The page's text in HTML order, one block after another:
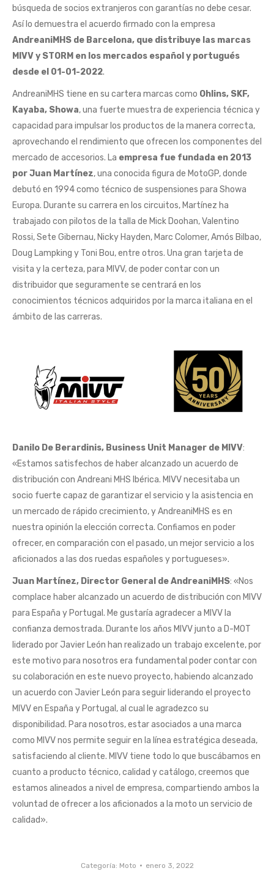
búsqueda de socios extranjeros con garantías no debe cesar.
Así lo demuestra el acuerdo firmado con la empresa
AndreaniMHS de Barcelona, que distribuye las marcas
MIVV y STORM en los mercados español y portugués
desde el 01-01-2022.
AndreaniMHS tiene en su cartera marcas como Ohlins, SKF,
Kayaba, Showa, una fuerte muestra de experiencia técnica y
capacidad para impulsar los productos de la manera correcta,
aprovechando el rendimiento que ofrecen los componentes del
mercado de accesorios. La empresa fue fundada en 2013
por Juan Martínez, una conocida figura de MotoGP, donde
debutó en 1994 como técnico de suspensiones para Showa
Europa. Durante su carrera en los circuitos, Martínez ha
trabajado con pilotos de la talla de Mick Doohan, Valentino
Rossi, Sete Gibernau, Nicky Hayden, Marc Colomer, Amós Bilbao,
Doug Lampking y Toni Bou, entre otros. Una gran tarjeta de
visita y la certeza, para MIVV, de poder contar con un
distribuidor que seguramente se centrará en los
conocimientos técnicos adquiridos por la marca italiana en el
ámbito de las carreras.
Danilo De Berardinis, Business Unit Manager de MIVV:
«Estamos satisfechos de haber alcanzado un acuerdo de
distribución con Andreani MHS Ibérica. MIVV necesitaba un
socio fuerte capaz de garantizar el servicio y la asistencia en
un mercado de rápido crecimiento, y AndreaniMHS es en
nuestra opinión la elección correcta. Confiamos en poder
ofrecer, en comparación con el pasado, un mejor servicio a los
aficionados a las dos ruedas españoles y portugueses».
Juan Martínez, Director General de AndreaniMHS: «Nos
complace haber alcanzado un acuerdo de distribución con MIVV
para España y Portugal. Me gustaría agradecer a MIVV la
confianza demostrada. Durante los años MIVV junto a D-MOT
liderado por Javier León han realizado un trabajo excelente, por
este motivo para nosotros era fundamental poder contar con
su colaboración en este nuevo proyecto, habiendo alcanzado
un acuerdo con Javier León para seguir liderando el proyecto
MIVV en España y Portugal, al cual le agradezco su
disponibilidad. Para nosotros, estar asociados a una marca
como MIVV nos permite seguir en la línea estratégica deseada,
satisfaciendo al cliente. MIVV tiene todo lo que buscábamos en
cuanto a producto técnico, calidad y catálogo, creemos que
estamos alineados a nivel de empresa, compartiendo ambos la
voluntad de ofrecer a los aficionados a la moto un servicio de
calidad».
Categoría: Moto enero 3, 2022